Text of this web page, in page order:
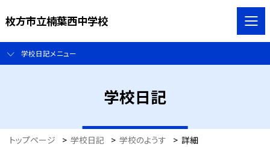
枚方市立楠葉西中学校
学校日記メニュー
学校日記
トップページ > 学校日記 > 学校のようす > 詳細